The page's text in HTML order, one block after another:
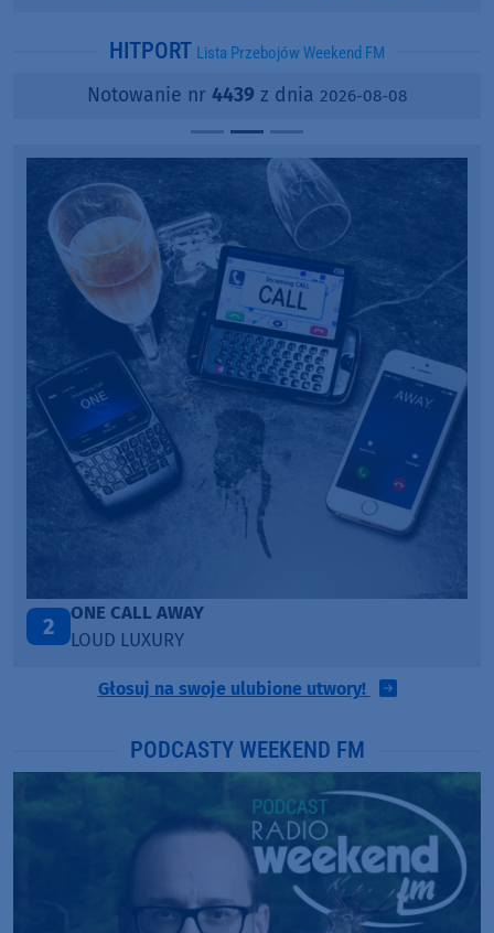
HITPORT Lista Przebojów Weekend FM
Notowanie nr 4439 z dnia 2026-08-08
Głosuj na swoje ulubione utwory!
PODCASTY WEEKEND FM